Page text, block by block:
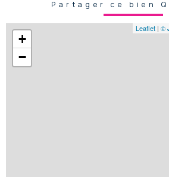
Partager ce bien
+
−
Leaflet | ©